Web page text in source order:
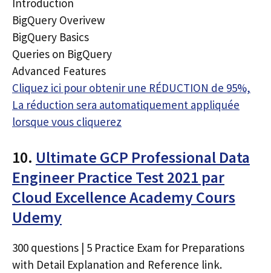
BigQuery Overivew
BigQuery Basics
Queries on BigQuery
Advanced Features
Cliquez ici pour obtenir une RÉDUCTION de 95%,
La réduction sera automatiquement appliquée
lorsque vous cliquerez
10. Ultimate GCP Professional Data
Engineer Practice Test 2021 par
Cloud Excellence Academy Cours
Udemy
300 questions | 5 Practice Exam for Preparations
with Detail Explanation and Reference link.